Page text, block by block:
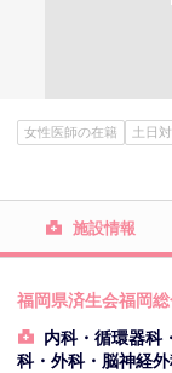
女性医師の在籍 土日
施設情報
福岡県済生会福岡
内科・循環器科
科・外科・脳神経